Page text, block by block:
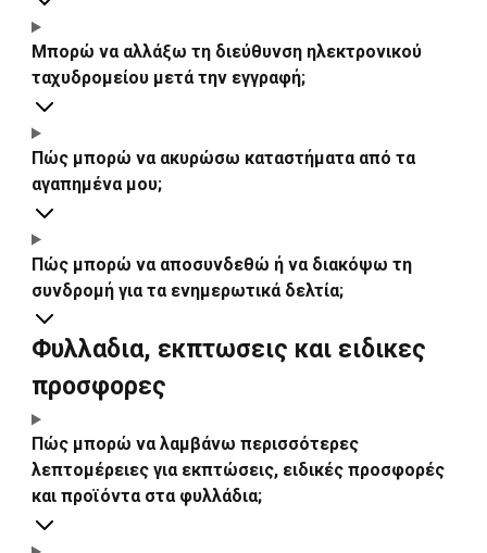
Μπορώ να αλλάξω τη διεύθυνση ηλεκτρονικού
ταχυδρομείου μετά την εγγραφή;
Πώς μπορώ να ακυρώσω καταστήματα από τα
αγαπημένα μου;
Πώς μπορώ να αποσυνδεθώ ή να διακόψω τη
συνδρομή για τα ενημερωτικά δελτία;
Φυλλαδια, εκπτωσεις και ειδικες
προσφορες
Πώς μπορώ να λαμβάνω περισσότερες
λεπτομέρειες για εκπτώσεις, ειδικές προσφορές
και προϊόντα στα φυλλάδια;